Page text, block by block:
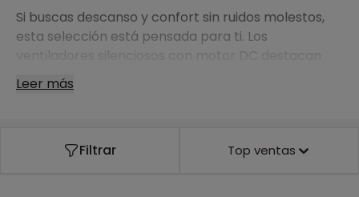
Si buscas descanso y confort sin ruidos molestos,
esta selección está pensada para ti. Los
ventiladores silenciosos con motor DC destacan
por su funcionamiento suave y estable, por su bajo
consumo en uso continuado y por ofrecer una brisa
Leer más
Filtrar Top ventas